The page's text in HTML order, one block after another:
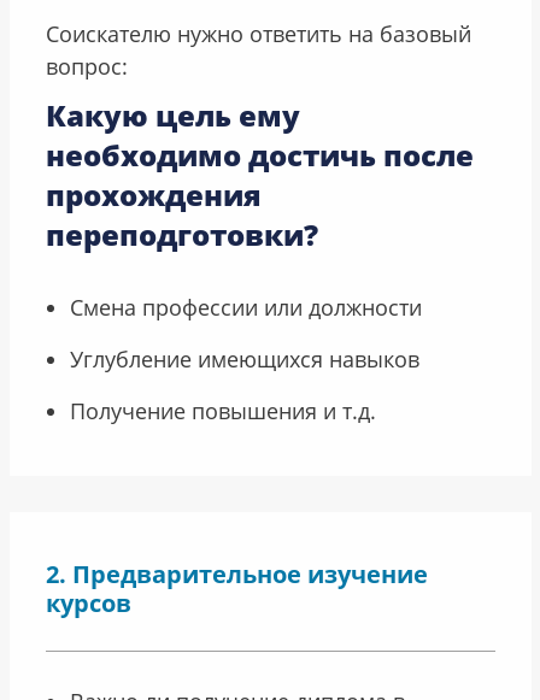
Соискателю нужно ответить на базовый
вопрос:
Какую цель ему
необходимо достичь после
прохождения
переподготовки?
Смена профессии или должности
Углубление имеющихся навыков
Получение повышения и т.д.
Предварительное изучение
курсов